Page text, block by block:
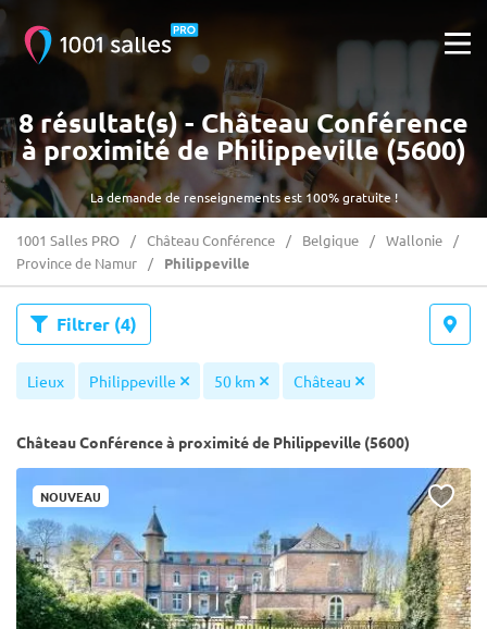
La demande de renseignements est 100% gratuite !
8 résultat(s) - Château Conférence
à proximité de Philippeville (5600)
1001 Salles PRO Château Conférence Belgique
Wallonie
Province de Namur
Philippeville
Filtrer (4)
Lieux Philippeville 50 km Château
Château Conférence à proximité de Philippeville (5600)
NOUVEAU